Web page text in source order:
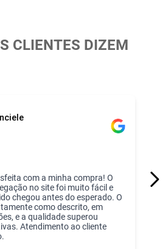
CLIENTES DIZEM
com a minha compra! O
no site foi muito fácil e
chegou antes do esperado. O
como descrito, em
e a qualidade superou
Atendimento ao cliente